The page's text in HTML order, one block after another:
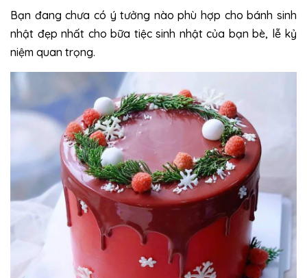
Bạn đang chưa có ý tưởng nào phù hợp cho bánh sinh
nhật đẹp nhất cho bữa tiệc sinh nhật của bạn bè, lễ kỷ
niệm quan trọng.